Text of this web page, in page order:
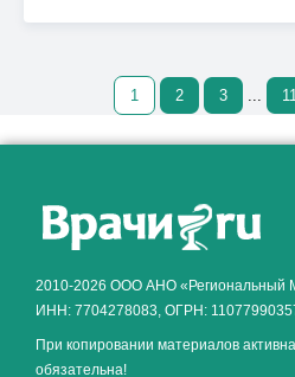
1 2 3 ...
2010-2026 ООО АНО «Региональный
ИНН: 7704278083, ОГРН:
При копировании материалов
обязательна!